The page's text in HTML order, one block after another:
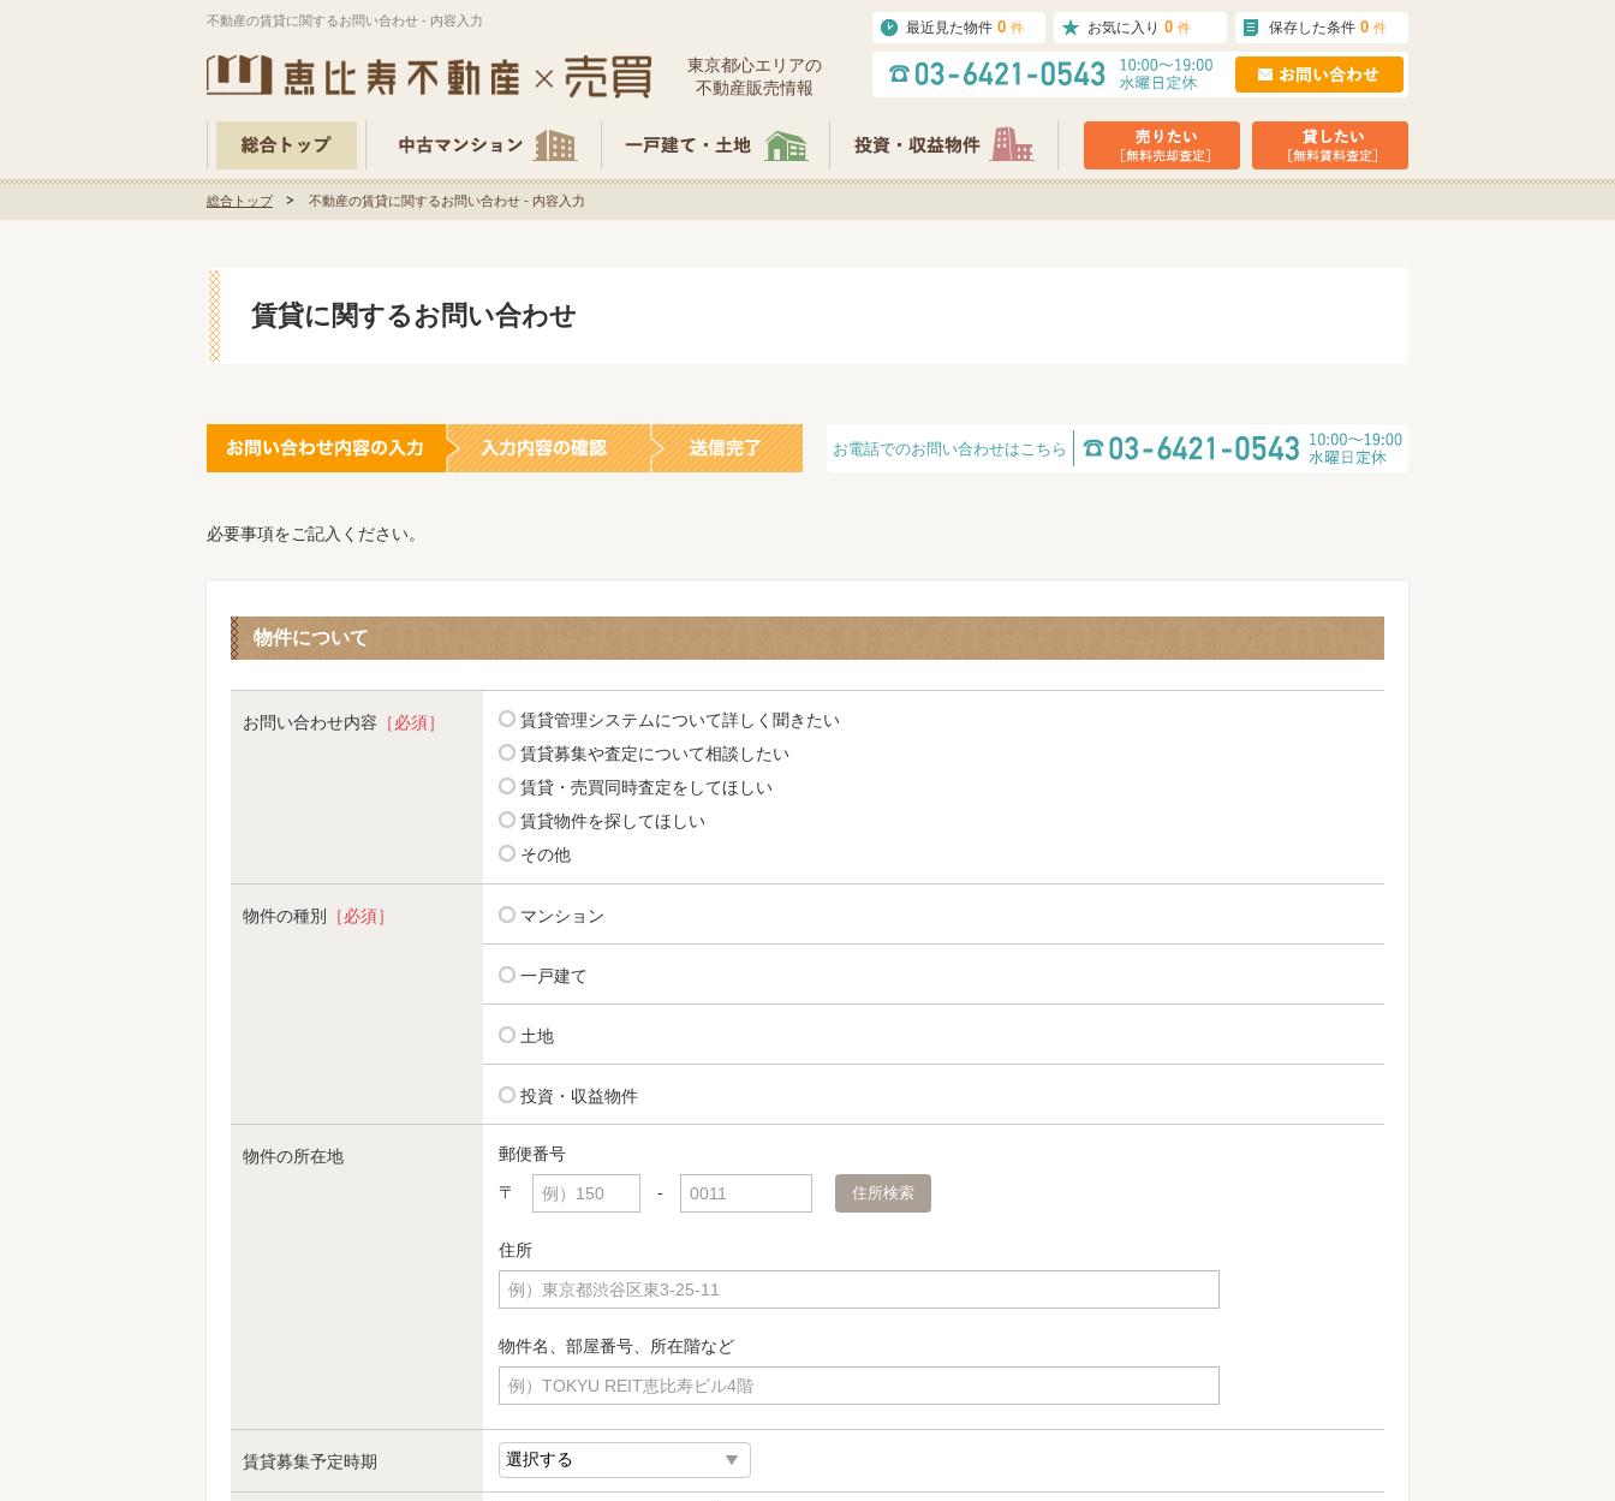
不動産の賃貸に関するお問い合わせ - 内容入力
東京都⼼エリアの
不動産販売情報
最近見た物件 0 件 お気に入り 0 件 保存した条件 0 件
総合トップ 不動産の賃貸に関するお問い合わせ - 内容入力
賃貸に関するお問い合わせ
必要事項をご記入ください。
お電話でのお問い合わせはこちら
物件について
お問い合わせ内容 ［必須］
賃貸管理システムについて詳しく聞きたい
賃貸募集や査定について相談したい
賃貸・売買同時査定をしてほしい
賃貸物件を探してほしい
その他
物件の種別 ［必須］ マンション
一戸建て
土地
投資・収益物件
物件の所在地
郵便番号
〒
例）150 - 0011 住所検索
住所
例）東京都渋谷区東3-25-11
物件名、部屋番号、所在階など
例）TOKYU REIT恵比寿ビル4階
賃貸募集予定時期